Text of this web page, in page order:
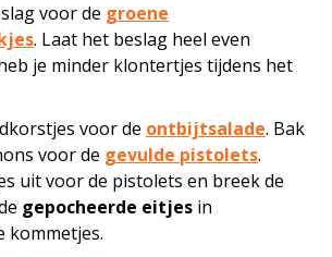
voor de groene
. Laat het beslag heel even
je minder klontertjes tijdens het
voor de ontbijtsalade. Bak
voor de gevulde pistolets.
uit voor de pistolets en breek de
gepocheerde eitjes in
kommetjes.